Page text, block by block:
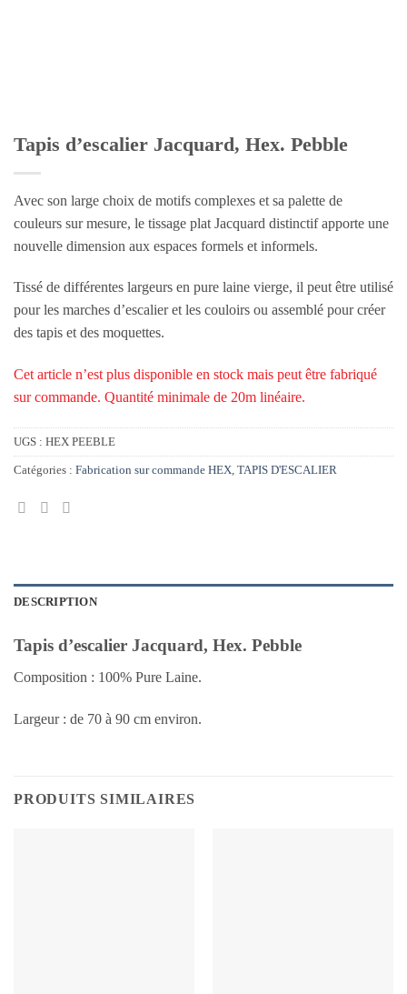
Tapis d’escalier Jacquard, Hex. Pebble
Avec son large choix de motifs complexes et sa palette de
couleurs sur mesure, le tissage plat Jacquard distinctif apporte une
nouvelle dimension aux espaces formels et informels.
Tissé de différentes largeurs en pure laine vierge, il peut être utilisé
pour les marches d’escalier et les couloirs ou assemblé pour créer
des tapis et des moquettes.
Cet article n’est plus disponible en stock mais peut être fabriqué
sur commande. Quantité minimale de 20m linéaire.
UGS : HEX PEEBLE
Catégories : Fabrication sur commande HEX, TAPIS D'ESCALIER
DESCRIPTION
Tapis d’escalier Jacquard, Hex. Pebble
Composition : 100% Pure Laine.
Largeur : de 70 à 90 cm environ.
PRODUITS SIMILAIRES